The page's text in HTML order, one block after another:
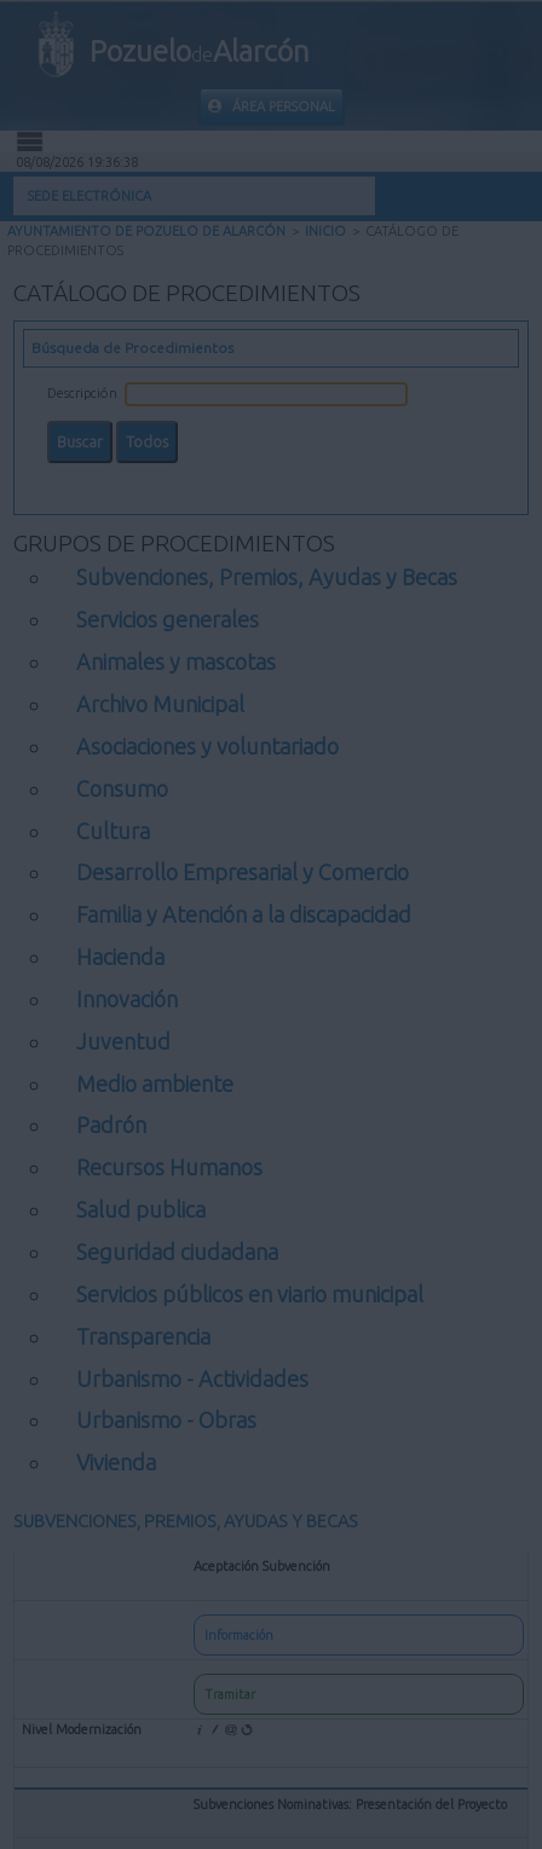
PozuelodeAlarcón
ÁREA PERSONAL
INICIO
INFORMACIÓN PÚBLICA
MI CARPETA
INFORMACIÓN MUNICIPAL
08/08/2026 19:36:39
SEDE ELECTRÓNICA
AYUNTAMIENTO DE POZUELO DE ALARCÓN > INICIO > CATÁLOGO DE
PROCEDIMIENTOS
CATÁLOGO DE PROCEDIMIENTOS
Búsqueda de Procedimientos
Descripción
GRUPOS DE PROCEDIMIENTOS
Subvenciones, Premios, Ayudas y Becas
Servicios generales
Animales y mascotas
Archivo Municipal
Asociaciones y voluntariado
Consumo
Cultura
Desarrollo Empresarial y Comercio
Familia y Atención a la discapacidad
Hacienda
Innovación
Juventud
Medio ambiente
Padrón
Recursos Humanos
Salud publica
Seguridad ciudadana
Servicios públicos en viario municipal
Transparencia
Urbanismo - Actividades
Urbanismo - Obras
Vivienda
SUBVENCIONES, PREMIOS, AYUDAS Y BECAS
Aceptación Subvención
Información
Tramitar
Subvenciones Nominativas: Presentación del Proyecto